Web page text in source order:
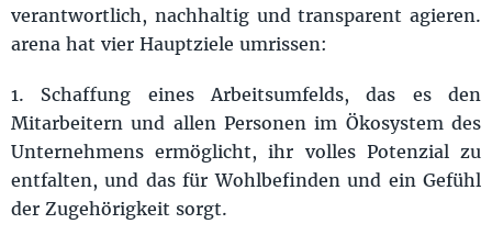
verantwortlich, nachhaltig und transparent agieren.
arena hat vier Hauptziele umrissen:
1. Schaffung eines Arbeitsumfelds, das es den
Mitarbeitern und allen Personen im Ökosystem des
Unternehmens ermöglicht, ihr volles Potenzial zu
entfalten, und das für Wohlbefinden und ein Gefühl
der Zugehörigkeit sorgt.